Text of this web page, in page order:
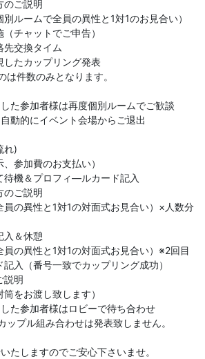
ご説明
ルームで全員の異性と1対1のお見合い）
チャットでご申告）
交換タイム
たカップリング発表
件数のみとなります。
た参加者様は再度個別ルームでご歓談
動的にイベント会場からご退出
れ)
参加費のお支払い）
機＆プロフィ―ルカード記入
ご説明
の異性と1対1の対面式お見合い）×人数分
＆休憩
の異性と1対1の対面式お見合い）※2回目
入（番号一致でカップリング成功）
説明
をお渡し致します）
た参加者様はロビーで待ち合わせ
プル組み合わせは発表致しません。
たしますのでご安心下さいませ。